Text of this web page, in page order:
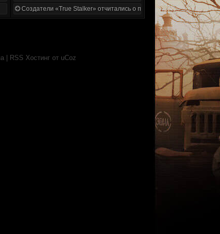
Создатели «True Stalker» отчитались о проделанной работе
RSS Хостинг от uCoz